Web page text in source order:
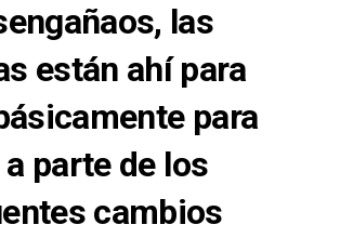
las
están ahí para
para
parte de los
cambios